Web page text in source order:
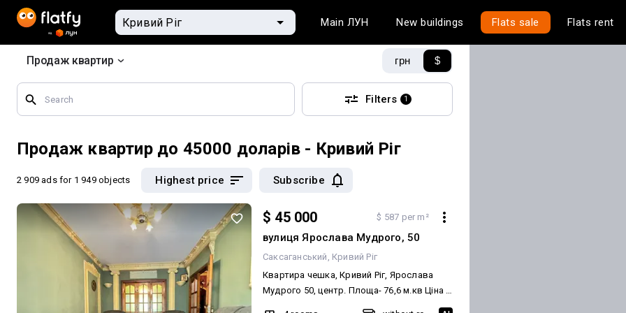
Main ЛУН New buildings Flats sale Flats rent
Продаж квартир грн $
Search
by
geographical
Filters 1
Продаж квартир до 45000 доларів - Кривий Ріг
2 909 ads for 1 949 objects Highest price Subscribe
$ 45 000 $ 587 per m²
вулиця Ярослава Мудрого, 50
Саксаганський Кривий Ріг
Квартира чешка, Кривий Ріг, Ярослава
Мудрого 50, центр. Площа- 76,6 м.кв Ціна -